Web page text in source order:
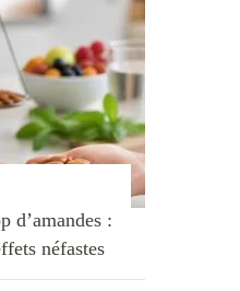
d’amandes :
néfastes